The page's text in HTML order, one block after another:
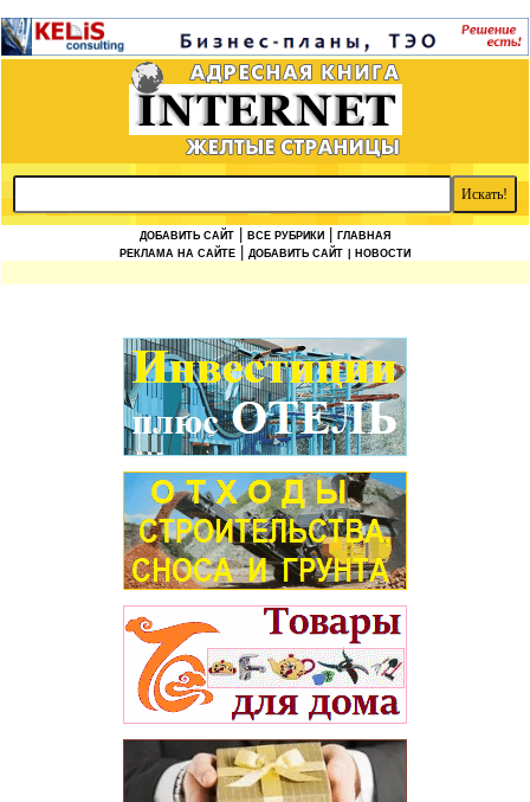
ДОБАВИТЬ САЙТ ВСЕ РУБРИКИ
ГЛАВНАЯ
РЕКЛАМА НА САЙТЕ
ДОБАВИТЬ САЙТ | НОВОСТИ